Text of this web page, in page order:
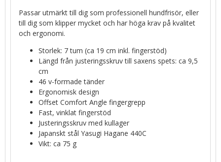
Passar utmärkt till dig som professionell hundfrisör, eller
till dig som klipper mycket och har höga krav på kvalitet
och ergonomi.
Storlek: 7 tum (ca 19 cm inkl. fingerstöd)
Längd från justeringsskruv till saxens spets: ca 9,5
cm
46 v-formade tänder
Ergonomisk design
Offset Comfort Angle fingergrepp
Fast, vinklat fingerstöd
Justeringsskruv med kullager
Japanskt stål Yasugi Hagane 440C
Vikt: ca 75 g